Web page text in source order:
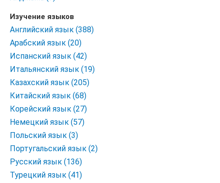
Изучение языков
Английский язык (388)
Арабский язык (20)
Испанский язык (42)
Итальянский язык (19)
Казахский язык (205)
Китайский язык (68)
Корейский язык (27)
Немецкий язык (57)
Польский язык (3)
Португальский язык (2)
Русский язык (136)
Турецкий язык (41)